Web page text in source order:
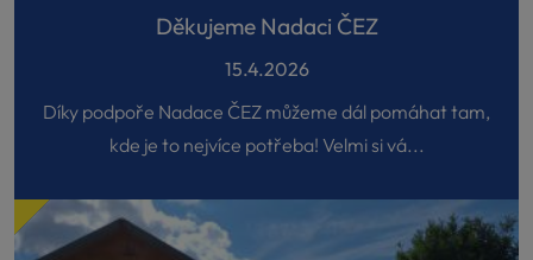
Děkujeme Nadaci ČEZ
15.4.2026
Díky podpoře Nadace ČEZ můžeme dál pomáhat tam,
kde je to nejvíce potřeba! Velmi si vá...